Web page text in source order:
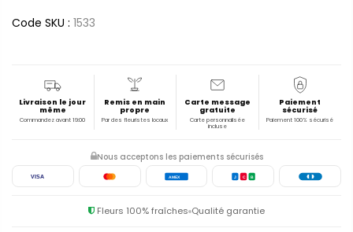
Code SKU : 1533
Livraison le jour
même
Commandez avant 19:00
Remis en main
propre
Par des fleuristes locaux
Carte message
gratuite
Carte personnalisée
incluse
Paiement
sécurisé
Paiement 100% sécurisé
Nous acceptons les paiements sécurisés
VISA AMEX J C B
Fleurs 100% fraîches Qualité garantie